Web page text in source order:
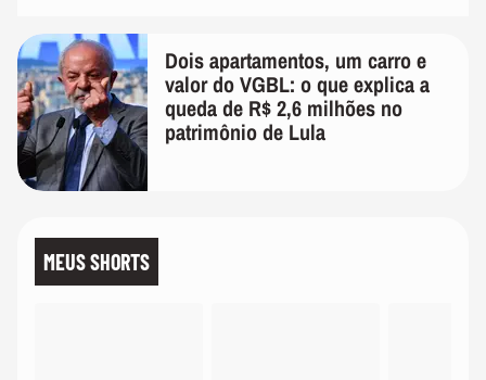
Dois apartamentos, um carro e
valor do VGBL: o que explica a
queda de R$ 2,6 milhões no
patrimônio de Lula
MEUS SHORTS